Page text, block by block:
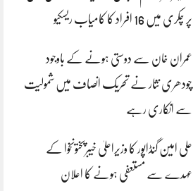
پر چکری میں 16 افراد کا کامیاب ریسکیو
عمران خان سے دوستی ہونے کے باوجود
چودھری نثار نے تحریک انصاف میں شمولیت
سے انکاری رہے
علی امین گنڈاپور کا وزیراعلیٰ خیبرپختونخوا کے
عہدے سے مستعفی ہونے کا اعلان